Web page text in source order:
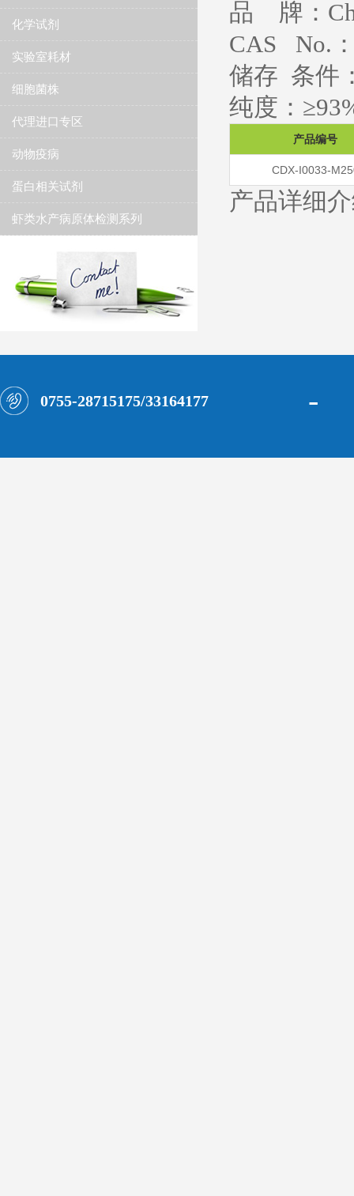
化学试剂
实验室耗材
细胞菌株
代理进口专区
动物疫病
蛋白相关试剂
虾类水产病原体检测系列
品 牌：
CAS No.
储存 条件
纯度：
产品编号
CDX-I0033-
产品详细
0755-28715175/33164177 -